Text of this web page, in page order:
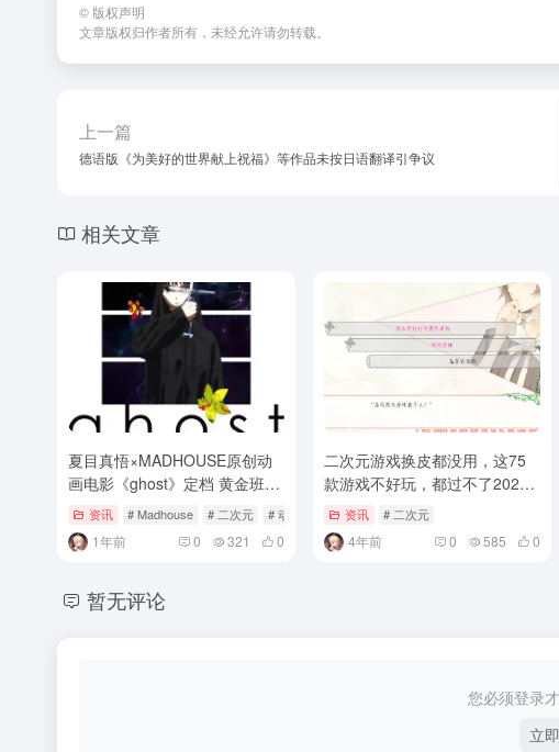
© 版权声明
文章版权归作者所有，未经允许请勿转载。
上一篇
德语版《为美好的世界献上祝福》等作品未按日语翻译引争议
相关文章
夏目真悟×MADHOUSE原创动
画电影《ghost》定档 黄金班底
藏野心
资讯 # Madhouse # 二次元 # 动画情报
1年前 0 321 0
二次元游戏换皮都没用，这75
款游戏不好玩，都过不了2022
年的冬天
资讯 # 二次元
4年前 0 585 0
暂无评论
您必须登录
立